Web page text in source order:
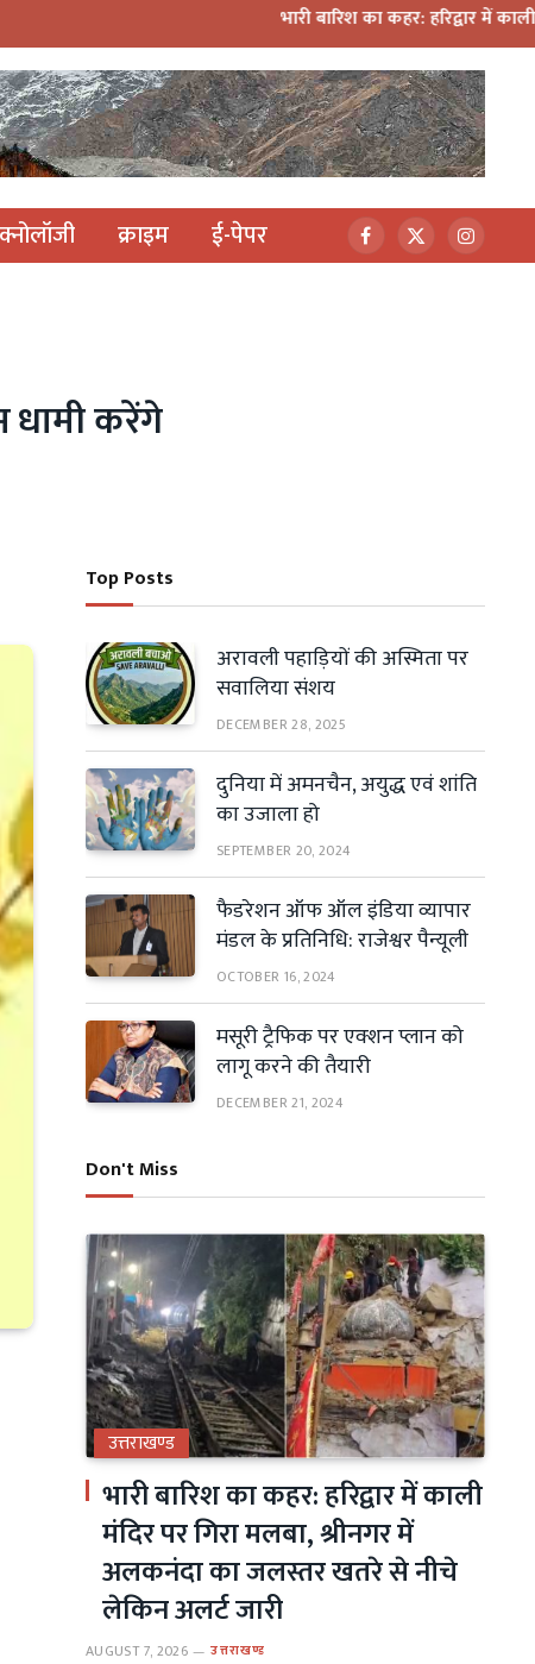
भारी बारिश का कहर: हरिद्वार में काली मंदिर पर गिरा
क्राइम ई-पेपर Facebook
X
(Twitter)
धामी करेंगे
Top Posts
अरावली पहाड़ियों की अस्मिता पर
सवालिया संशय
DECEMBER 28, 2025
दुनिया में अमनचैन, अयुद्ध एवं शांति
का उजाला हो
SEPTEMBER 20, 2024
फैडरेशन ऑफ ऑल इंडिया व्यापार
मंडल के प्रतिनिधि: राजेश्वर पैन्यूली
OCTOBER 16, 2024
मसूरी ट्रैफिक पर एक्शन प्लान को
लागू करने की तैयारी
DECEMBER 21, 2024
Don't Miss
उत्तराखण्ड
भारी बारिश का कहर: हरिद्वार में काली
मंदिर पर गिरा मलबा, श्रीनगर में
अलकनंदा का जलस्तर खतरे से नीचे
लेकिन अलर्ट जारी
AUGUST 7, 2026 उत्तराखण्ड